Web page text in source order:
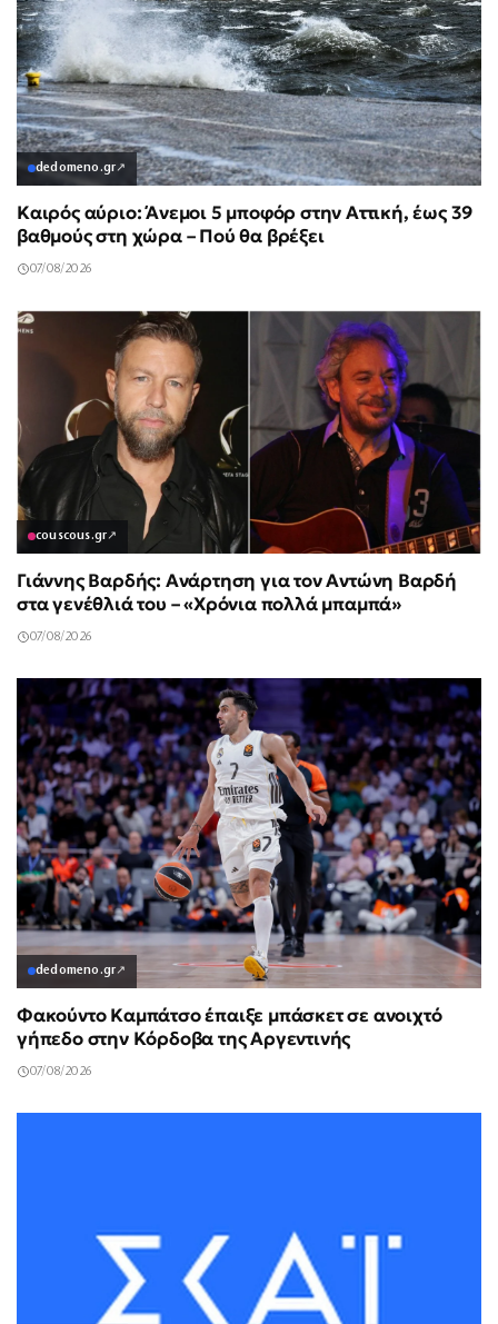
dedomeno.gr↗
Καιρός αύριο: Άνεμοι 5 μποφόρ στην Αττική, έως 39
βαθμούς στη χώρα – Πού θα βρέξει
07/08/2026
couscous.gr↗
Γιάννης Βαρδής: Ανάρτηση για τον Αντώνη Βαρδή
στα γενέθλιά του – «Χρόνια πολλά μπαμπά»
07/08/2026
dedomeno.gr↗
Φακούντο Καμπάτσο έπαιξε μπάσκετ σε ανοιχτό
γήπεδο στην Κόρδοβα της Αργεντινής
07/08/2026